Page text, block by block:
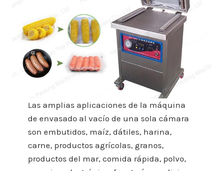
Las amplias aplicaciones de la máquina
de envasado al vacío de una sola cámara
son embutidos, maíz, dátiles, harina,
carne, productos agrícolas, granos,
productos del mar, comida rápida, polvo,